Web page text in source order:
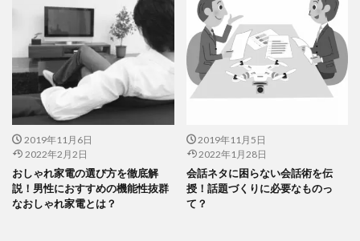
2019年11月6日
2022年2月2日
おしゃれ家電の選び方を徹底解
説！男性におすすめの機能性抜群
なおしゃれ家電とは？
2019年11月5日
2022年1月28日
会話ネタに困らない会話術を伝
授！話題づくりに必要なものっ
て？